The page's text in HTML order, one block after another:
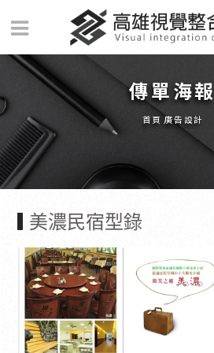
傳單海報
首頁 廣告設計
美濃民宿型錄